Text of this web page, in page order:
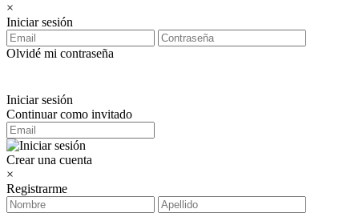
×
Iniciar sesión
Olvidé mi contraseña
Iniciar sesión
Continuar como invitado
Crear una cuenta
×
Registrarme